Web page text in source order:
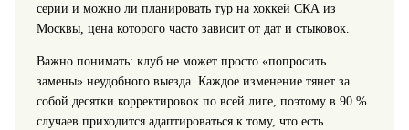
серии и можно ли планировать тур на хоккей СКА из
Москвы, цена которого часто зависит от дат и стыковок.
Важно понимать: клуб не может просто «попросить
замены» неудобного выезда. Каждое изменение тянет за
собой десятки корректировок по всей лиге, поэтому в 90 %
случаев приходится адаптироваться к тому, что есть.